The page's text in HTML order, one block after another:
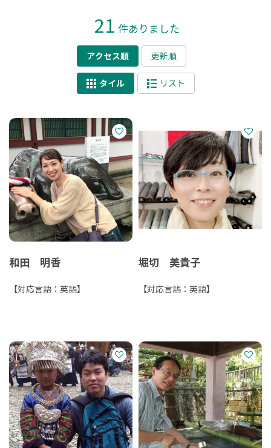
21 件ありました
アクセス順 更新順
タイル リスト
和田 明香
【対応言語：英語】
堀切 美貴子
【対応言語：英語】